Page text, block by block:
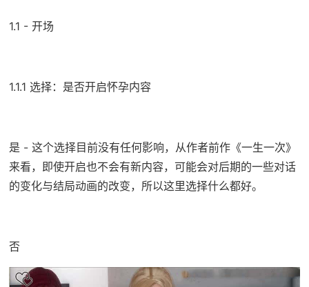
1.1 - 开场
1.1.1 选择：是否开启怀孕内容
是 - 这个选择目前没有任何影响，从作者前作《一生一次》
来看，即使开启也不会有新内容，可能会对后期的一些对话
的变化与结局动画的改变，所以这里选择什么都好。
否